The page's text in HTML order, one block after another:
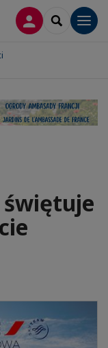
LOGOWANIE
SEARCH